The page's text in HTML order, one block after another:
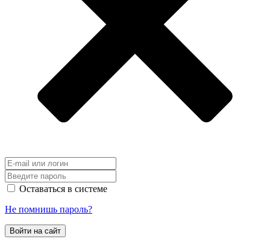
Оставаться в системе
Не помнишь пароль?
Войти на сайт